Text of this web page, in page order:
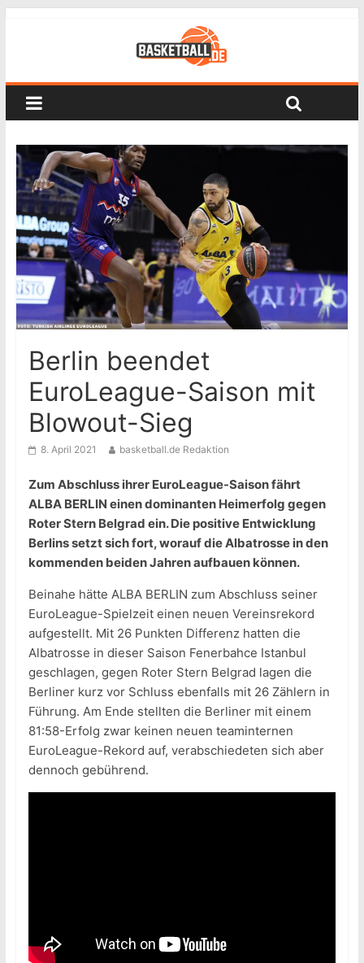
Berlin beendet
EuroLeague-Saison mit
Blowout-Sieg
8. April 2021 basketball.de Redaktion
Zum Abschluss ihrer EuroLeague-Saison fährt
ALBA BERLIN einen dominanten Heimerfolg gegen
Roter Stern Belgrad ein. Die positive Entwicklung
Berlins setzt sich fort, worauf die Albatrosse in den
kommenden beiden Jahren aufbauen können.
Beinahe hätte ALBA BERLIN zum Abschluss seiner
EuroLeague-Spielzeit einen neuen Vereinsrekord
aufgestellt. Mit 26 Punkten Differenz hatten die
Albatrosse in dieser Saison Fenerbahce Istanbul
geschlagen, gegen Roter Stern Belgrad lagen die
Berliner kurz vor Schluss ebenfalls mit 26 Zählern in
Führung. Am Ende stellten die Berliner mit einem
81:58-Erfolg zwar keinen neuen teaminternen
EuroLeague-Rekord auf, verabschiedeten sich aber
dennoch gebührend.